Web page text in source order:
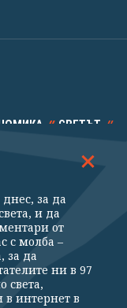
СВЕТЪТ
КАЛЕЙДОСКОП
За Клуб Z
за да
и да
от
с молба –
за да
ни в 97
света,
в интернет в